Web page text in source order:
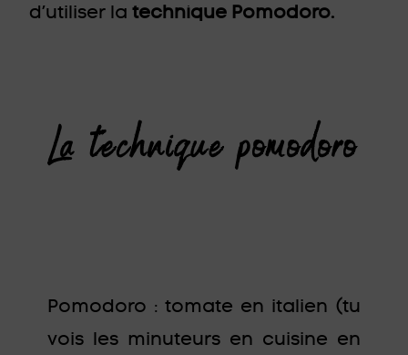
d’utiliser latechnique Pomodoro.
La technique pomodoro
Pomodoro : tomate en italien (tu
vois les minuteurs en cuisine en